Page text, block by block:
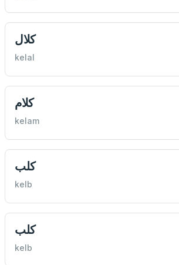
كلال
kelal
كلام
kelam
كلب
kelb
كلب
kelb